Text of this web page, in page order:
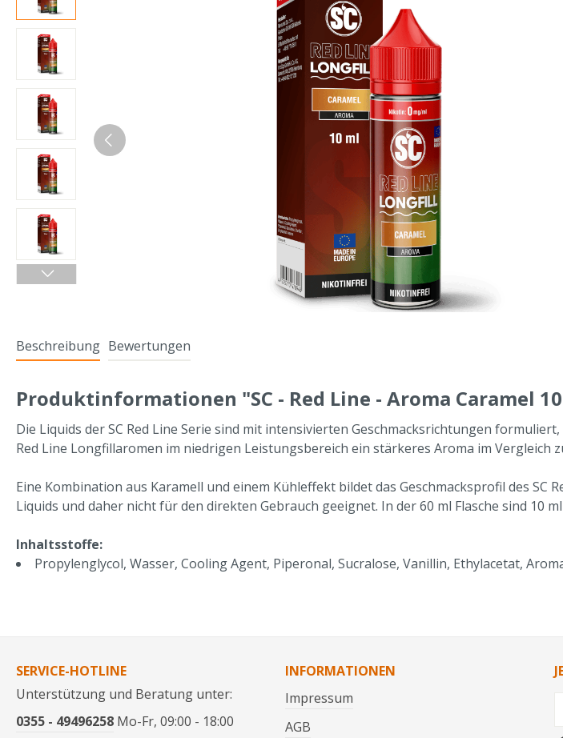
Beschreibung Bewertungen
Produktinformationen "SC - Red Line - Aroma Caramel
Die Liquids der SC Red Line Serie sind mit intensivierten Geschmacksrichtungen
Red Line Longfillaromen im niedrigen Leistungsbereich ein stärkeres Aroma im Vergleich
Eine Kombination aus Karamell und einem Kühleffekt bildet das Geschmacksprofil des
Liquids und daher nicht für den direkten Gebrauch geeignet. In der 60 ml Flasche sind 10
Inhaltsstoffe:
Propylenglycol, Wasser, Cooling Agent, Piperonal, Sucralose, Vanillin, Ethylacetat,
SERVICE-HOTLINE
Unterstützung und Beratung unter:
0355 - 49496258 Mo-Fr, 09:00 - 18:00
INFORMATIONEN
Impressum
AGB